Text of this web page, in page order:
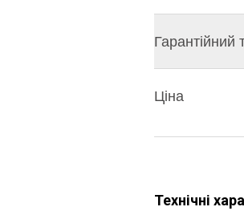
Гарантійний
Ціна
Технічні